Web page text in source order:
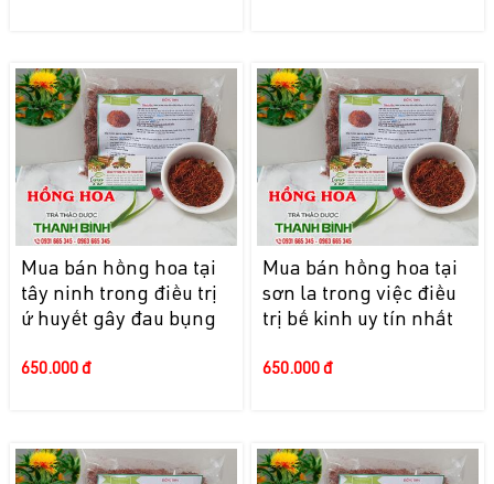
Mua bán hồng hoa tại
tây ninh trong điều trị
ứ huyết gây đau bụng
650.000 đ
Mua bán hồng hoa tại
sơn la trong việc điều
trị bế kinh uy tín nhất
650.000 đ